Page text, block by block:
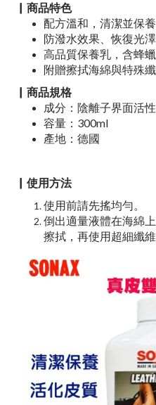
▏商品特色
配方溫和，清潔並保
防潑水效果、恢復光
高品質保養乳，含蜂
附贈擦拭海綿與特殊纖
▏商品規格
成分：陰離子界面活
容量：300ml
產地：德國
▏使用方法
使用前請先搖均勻。
倒出適量液體在海綿
擦拭，再使用超細纖維